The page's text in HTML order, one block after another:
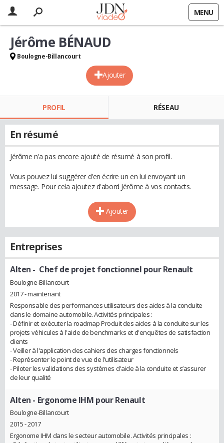
MENU
Ajouter
Jérôme BÉNAUD
Boulogne-Billancourt
PROFIL RÉSEAU
En résumé
Jérôme n'a pas encore ajouté de résumé à son profil.
Vous pouvez lui suggérer d'en écrire un en lui envoyant un
message. Pour cela ajoutez d'abord Jérôme à vos contacts.
Ajouter
Entreprises
Alten - Chef de projet fonctionnel pour Renault
Boulogne-Billancourt
2017 - maintenant
Responsable des performances utilisateurs des aides à la conduite
dans le domaine automobile. Activités principales :
- Définir et exécuter la roadmap Produit des aides à la conduite sur les
projets véhicules à l'aide de benchmarks et d'enquêtes de satisfaction
clients
- Veiller à l'application des cahiers des charges fonctionnels
- Représenter le point de vue de l'utilisateur
- Piloter les validations des systèmes d'aide à la conduite et s’assurer
de leur qualité
Alten - Ergonome IHM pour Renault
Boulogne-Billancourt
2015 - 2017
Ergonome IHM dans le secteur automobile. Activités principales :